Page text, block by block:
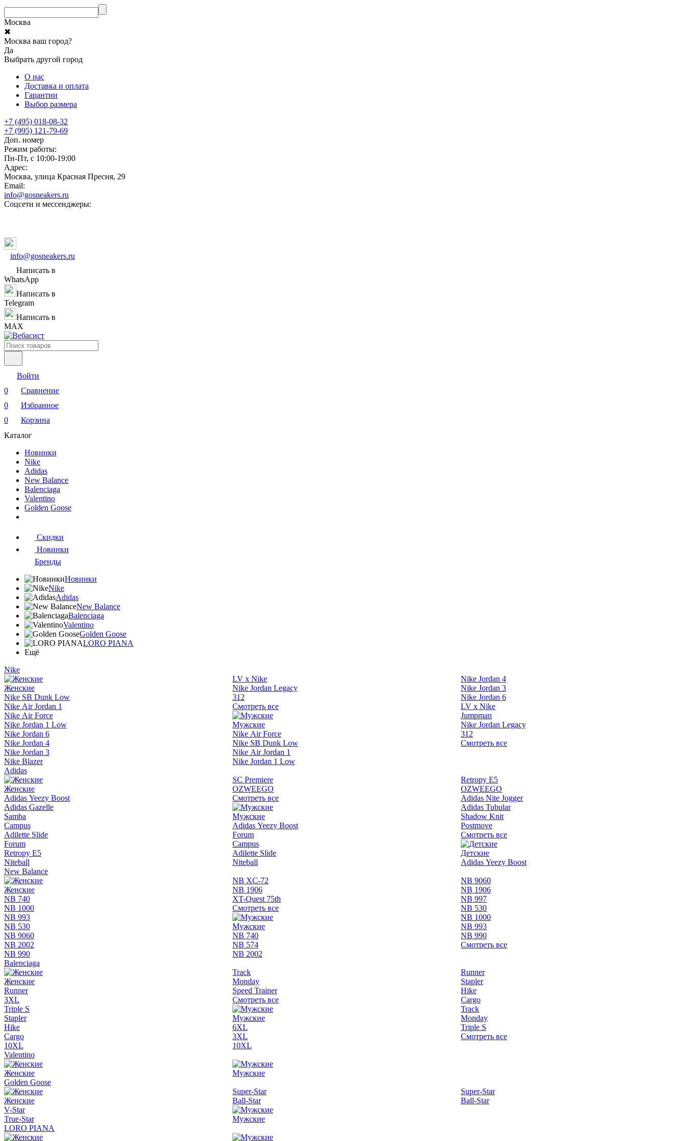
Москва
✖
Москва ваш город?
Да
Выбрать другой город
О нас
Доставка и оплата
Гарантии
Выбор размера
+7 (495) 018-08-32
+7 (995) 121-79-69
Доп. номер
Режим работы:
Пн-Пт, с 10:00-19:00
Адрес:
Москва, улица Красная Пресня, 29
Email:
info@gosneakers.ru
Соцсети и мессенджеры:
info@gosneakers.ru
Написать в
WhatsApp
Написать в
Telegram
Написать в
MAX
Войти
0
Сравнение
0
Избранное
0
Корзина
Каталог
Новинки
Nike
Adidas
New Balance
Balenciaga
Valentino
Golden Goose
Скидки
Новинки
Бренды
Новинки
Nike
Adidas
New Balance
Balenciaga
Valentino
Golden Goose
LORO PIANA
Ещё
Nike
Женские
Nike SB Dunk Low
Nike Air Jordan 1
Nike Air Force
Nike Jordan 1 Low
Nike Jordan 6
Nike Jordan 4
Nike Jordan 3
Nike Blazer
LV x Nike
Nike Jordan Legacy
312
Смотреть все
Мужские
Nike Air Force
Nike SB Dunk Low
Nike Air Jordan 1
Nike Jordan 1 Low
Nike Jordan 4
Nike Jordan 3
Nike Jordan 6
LV x Nike
Jumpman
Nike Jordan Legacy
312
Смотреть все
Adidas
Женские
Adidas Yeezy Boost
Adidas Gazelle
Samba
Campus
Adilette Slide
Forum
Retropy E5
Niteball
SC Premiere
OZWEEGO
Смотреть все
Мужские
Adidas Yeezy Boost
Forum
Campus
Adilette Slide
Niteball
Retropy E5
OZWEEGO
Adidas Nite Jogger
Adidas Tubular
Shadow Knit
Postmove
Смотреть все
Детские
Adidas Yeezy Boost
New Balance
Женские
NB 740
NB 1000
NB 993
NB 530
NB 9060
NB 2002
NB 990
NB XC-72
NB 1906
XT-Quest 75th
Смотреть все
Мужские
NB 740
NB 574
NB 2002
NB 9060
NB 1906
NB 997
NB 530
NB 1000
NB 993
NB 990
Смотреть все
Balenciaga
Женские
Runner
3XL
Triple S
Stapler
Hike
Cargo
10XL
Track
Monday
Speed Trainer
Смотреть все
Мужские
6XL
3XL
10XL
Runner
Stapler
Hike
Cargo
Track
Monday
Triple S
Смотреть все
Valentino
Женские
Мужские
Golden Goose
Женские
V-Star
True-Star
Super-Star
Ball-Star
Мужские
Super-Star
Ball-Star
LORO PIANA